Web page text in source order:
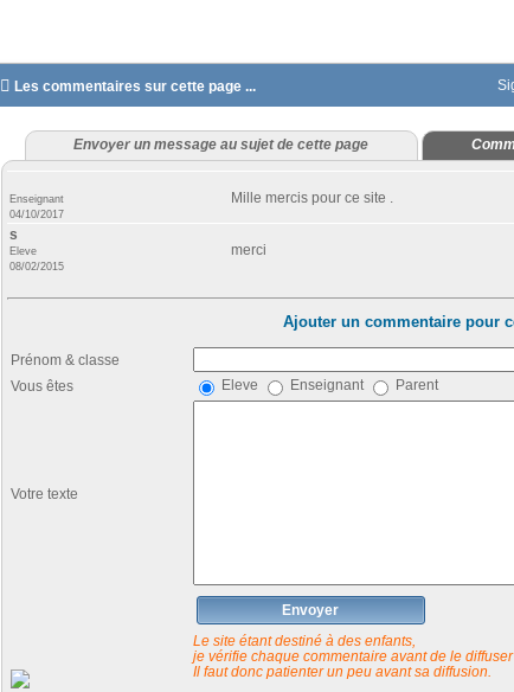
 Les commentaires sur cette page ...
Envoyer un message au sujet de cette page
Enseignant
04/10/2017
Mille mercis pour ce site .
s
Eleve
08/02/2015
merci
Ajouter un commentaire pour
Prénom & classe
Vous êtes
Eleve Enseignant Parent
Votre texte
Envoyer
Le site étant destiné à des enfants,
je vérifie chaque commentaire avant de le diffuser
Il faut donc patienter un peu avant sa diffusion.